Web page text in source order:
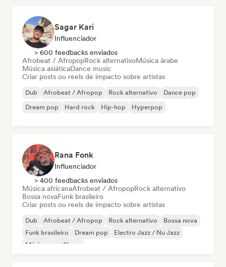
Sagar Kari
Influenciador
> 600 feedbacks enviados
Afrobeat / AfropopRock alternativoMúsica árabe
Música asiáticaDance music
Criar posts ou reels de impacto sobre artistas
Dub Afrobeat / Afropop Rock alternativo
Dance pop
Dream pop
Hard rock Hip-hop Hyperpop
Rana Fonk
Influenciador
> 400 feedbacks enviados
Música africanaAfrobeat / AfropopRock alternativo
Bossa novaFunk brasileiro
Criar posts ou reels de impacto sobre artistas
Dub Afrobeat / Afropop Rock alternativo
Bossa nova
Funk brasileiro
Dream pop
Electro Jazz / Nu Jazz
Música para filmes